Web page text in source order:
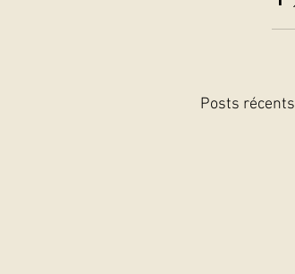
Posts récents